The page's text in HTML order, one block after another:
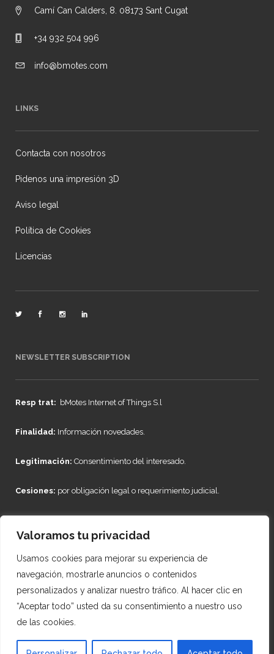
Valoramos tu privacidad
Usamos cookies para mejorar su experiencia de
navegación, mostrarle anuncios o contenidos
personalizados y analizar nuestro tráfico. Al hacer clic en
“Aceptar todo” usted da su consentimiento a nuestro uso
de las cookies.
Camí Can Calders, 8. 08173 Sant Cugat
+34 932 504 996
info@bmotes.com
LINKS
Contacta con nosotros
Pidenos una impresión 3D
Aviso legal
Política de Cookies
Licencias
NEWSLETTER SUBSCRIPTION
Resp trat: bMotes Internet of Things S.l
Finalidad: Información novedades.
Legitimación: Consentimiento del interesado.
Cesiones: por obligación legal o requerimiento judicial.
portabilidad, revocación del consentimiento.
Info adicional:https://www.bmotes.com/aviso-legal/
TWITTER
Couldn't connect with Twitter